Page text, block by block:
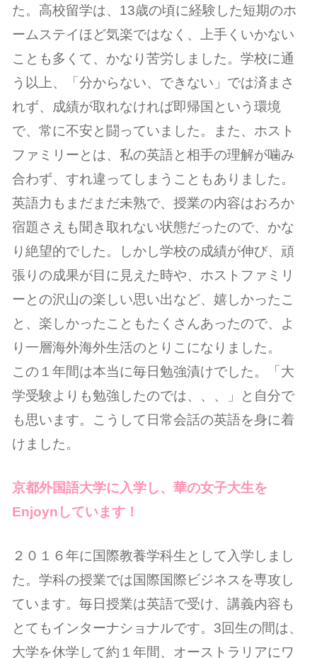
た。高校留学は、13歳の頃に経験した短期のホ
ームステイほど気楽ではなく、上手くいかない
ことも多くて、かなり苦労しました。学校に通
う以上、「分からない、できない」では済まさ
れず、成績が取れなければ即帰国という環境
で、常に不安と闘っていました。また、ホスト
ファミリーとは、私の英語と相手の理解が噛み
合わず、すれ違ってしまうこともありました。
英語力もまだまだ未熟で、授業の内容はおろか
宿題さえも聞き取れない状態だったので、かな
り絶望的でした。しかし学校の成績が伸び、頑
張りの成果が目に見えた時や、ホストファミリ
ーとの沢山の楽しい思い出など、嬉しかったこ
と、楽しかったこともたくさんあったので、よ
り一層海外海外生活のとりこになりました。
この１年間は本当に毎日勉強漬けでした。「大
学受験よりも勉強したのでは、、、」と自分で
も思います。 こうして日常会話の英語を身に着
けました。
京都外国語大学に入学し、華の女子大生を
Enjoynしています！
２０１６年に国際教養学科生として入学しまし
た。学科の授業では国際国際ビジネスを専攻し
ています。毎日授業は英語で受け、講義内容も
とてもインターナショナルです。3回生の間は、
大学を休学して約１年間、オーストラリアにワ